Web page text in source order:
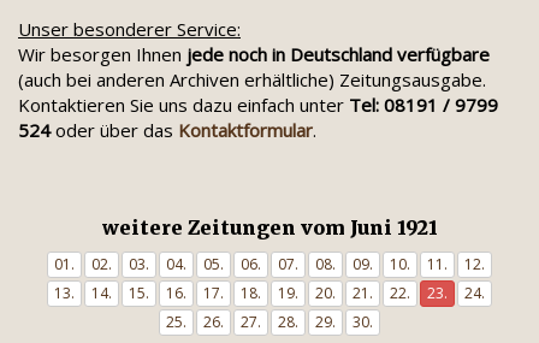
Unser besonderer Service:
Wir besorgen Ihnen jede noch in Deutschland verfügbare
(auch bei anderen Archiven erhältliche) Zeitungsausgabe.
Kontaktieren Sie uns dazu einfach unter Tel: 08191 / 9799
524oder über das Kontaktformular.
weitere Zeitungen vom Juni 1921
01. 02. 03. 04. 05. 06. 07. 08. 09. 10. 11.
12.
13.
14. 15. 16. 17. 18. 19. 20. 21. 22. 23.
24.
25.
26. 27. 28. 29. 30.